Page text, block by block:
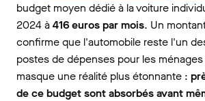
budget moyen dédié à la voiture
2024 à416 euros par mois. Un
confirme que l'automobile reste l'un
postes de dépenses pour les
masque une réalité plus étonnante :
de ce budget sont absorbés avant